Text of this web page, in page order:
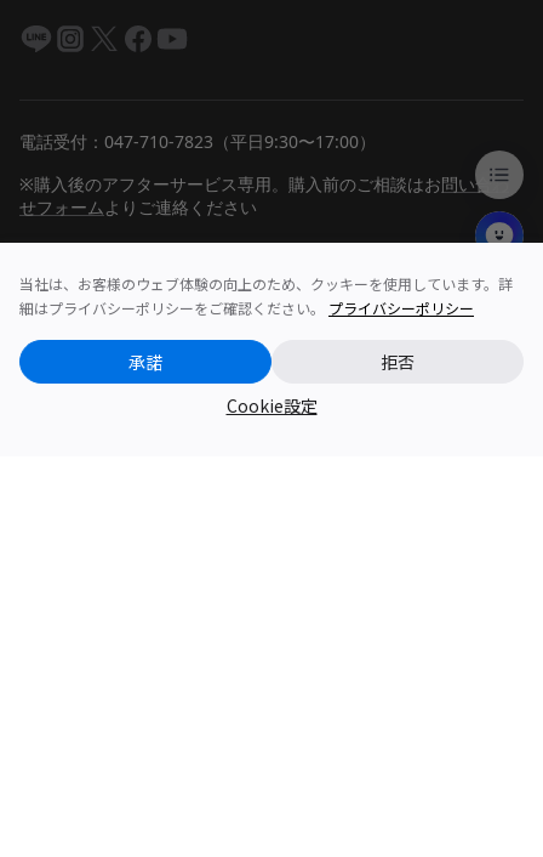
当社は、お客様のウェブ体験の向上のため、クッキーを使用しています。詳
細はプライバシーポリシーをご確認ください。 プライバシーポリシー
Cookie設定
承諾 拒否
電話受付：047-710-7823（平日9:30〜17:00）
※購入後のアフターサービス専用。購入前のご相談はお問い合わ
せフォーム よりご連絡ください
商品一覧
企業情報